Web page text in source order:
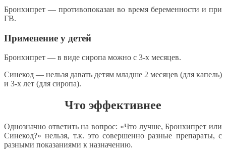
Бронхипрет — противопоказан во время беременности и при
ГВ.
Применение у детей
Бронхипрет — в виде сиропа можно с 3-х месяцев.
Синекод — нельзя давать детям младше 2 месяцев (для капель)
и 3-х лет (для сиропа).
Что эффективнее
Однозначно ответить на вопрос: «Что лучше, Бронхипрет или
Синекод?» нельзя, т.к. это совершенно разные препараты, с
разными показаниями к назначению.